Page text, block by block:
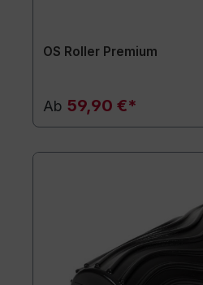
OS Roller Premium
Ab 59,90 €*